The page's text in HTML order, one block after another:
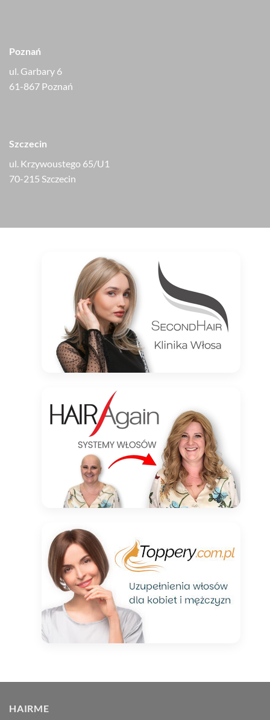
Poznań
ul. Garbary 6
61-867 Poznań
Szczecin
ul. Krzywoustego 65/U1
70-215 Szczecin
HAIRME